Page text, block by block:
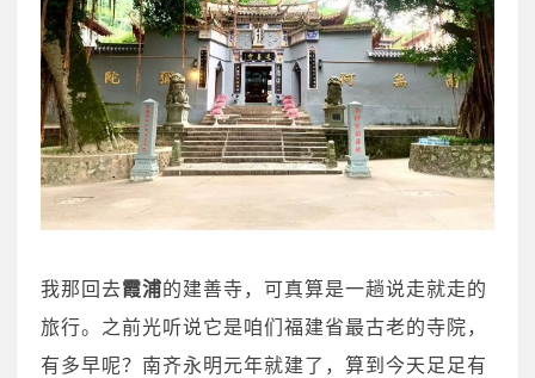
我那回去霞浦的建善寺，可真算是一趟说走就走的
旅行。之前光听说它是咱们福建省最古老的寺院，
有多早呢？南齐永明元年就建了，算到今天足足有